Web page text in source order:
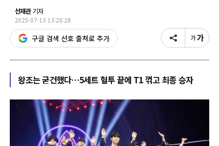
선재관기자
2025-07-13 13:28:28
구글 검색 선호 출처로 추가
왕조는 굳건했다…5세트 혈투 끝에 T1 꺾고 최종 승자